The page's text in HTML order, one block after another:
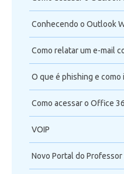
Conhecendo o Outlook
Como relatar um e-mail
O que é phishing e como
Como acessar o Office
VOIP
Novo Portal do